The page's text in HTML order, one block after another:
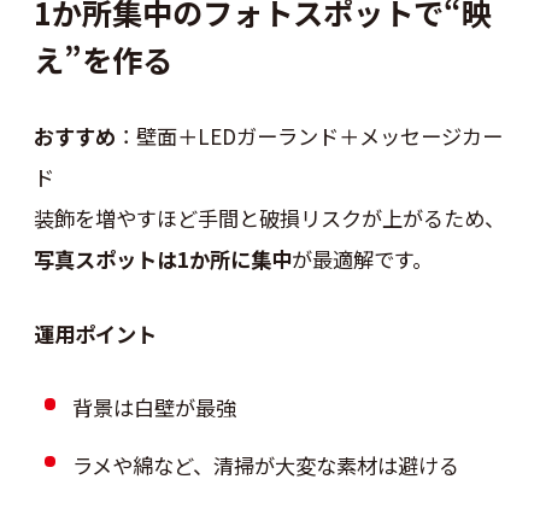
1か所集中のフォトスポットで“映
え”を作る
おすすめ ：壁面＋LEDガーランド＋メッセージカー
ド
装飾を増やすほど手間と破損リスクが上がるため、
写真スポットは1か所に集中が最適解です。
運用ポイント
背景は白壁が最強
ラメや綿など、清掃が大変な素材は避ける